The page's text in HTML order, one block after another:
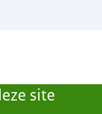
site